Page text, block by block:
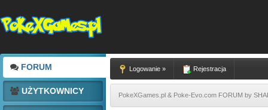
FORUM
UŻYTKOWNICY
Logowanie » Rejestracja
PokeXGames.pl & Poke-Evo.com FORUM by